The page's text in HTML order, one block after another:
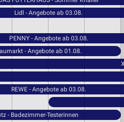
Lidl - Angebote ab 03.08.
PENNY - Angebote ab 03.08.
- Angebote ab 01.08.
REWE - Angebote ab 03.08.
- Badezimmer-Testerinnen